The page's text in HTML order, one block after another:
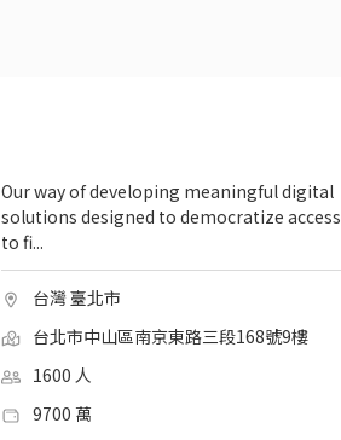
Our way of developing meaningful digital
solutions designed to democratize access
to fi...
台灣 臺北市
台北市中山區南京東路三段168號9樓
1600 人
9700 萬